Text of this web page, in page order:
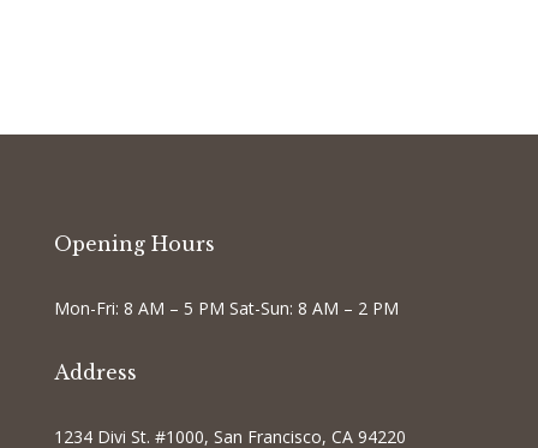
Opening Hours
Mon-Fri: 8 AM – 5 PM Sat-Sun: 8 AM – 2 PM
Address
1234 Divi St. #1000, San Francisco, CA 94220